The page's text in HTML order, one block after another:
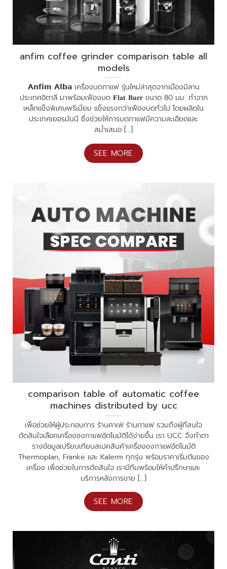
anfim coffee grinder comparison table all
models
𝗔𝗻𝗳𝗶𝗺 𝗔𝗹𝗯𝗮 เครื่องบดกาแฟ รุ่นใหม่ล่าสุดจากเมืองมิลาน
ประเทศอิตาลี มาพร้อมเฟืองบด 𝐅𝐥𝐚𝐭 𝐁𝐮𝐫𝐫 ขนาด 80 มม. ทำจาก
เหล็กแข็งพิเศษพรีเมี่ยม แข็งแรงกว่าเฟืองบดทั่วไป โดยผลิตใน
ประเทศเยอรมันนี ซึ่งช่วยให้การบดกาแฟมีความละเอียดและ
สม่ำเสมอ [...]
SEE MORE
comparison table of automatic coffee
machines distributed by ucc
เพื่อช่วยให้ผู้ประกอบการ ร้านคาเฟ่ ร้านกาแฟ รวมถึงผู้ที่สนใจ
ตัดสินใจเลือกเครื่องชงกาแฟอัตโนมัติได้ง่ายขึ้น เรา UCC จึงทำตา
รางข้อมูลเปรียบเทียบสเปคสินค้าเครื่องชงกาแฟอัตโนมัติ
Thermoplan, Franke และ Kalerm ทุกรุ่น พร้อมราคาเริ่มต้นของ
เครื่อง เพื่อช่วยในการตัดสินใจ เรามีทีมพร้อมให้คำปรึกษาและ
บริการหลังการขาย [...]
SEE MORE